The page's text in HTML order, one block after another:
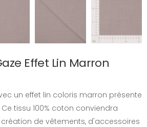
Effet Lin Marron
un effet lin coloris marron présente
tissu 100% coton conviendra
de vêtements, d'accessoires